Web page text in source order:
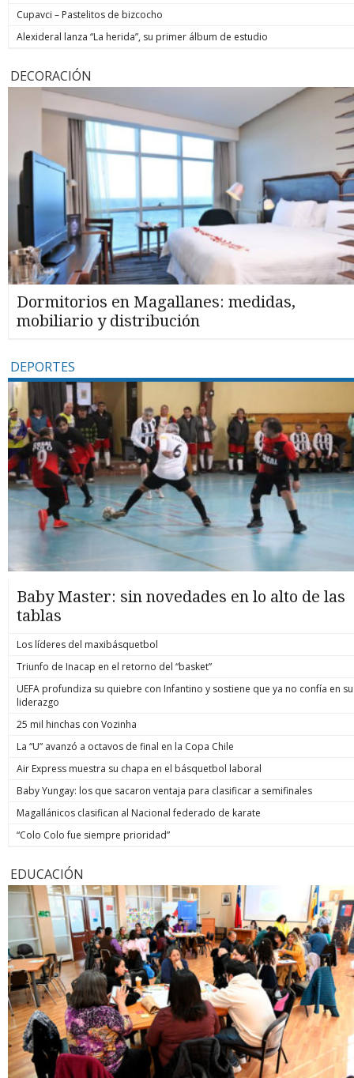
Cupavci – Pastelitos de bizcocho
Alexideral lanza “La herida”, su primer álbum de estudio
DECORACIÓN
Dormitorios en Magallanes: medidas,
mobiliario y distribución
DEPORTES
Baby Master: sin novedades en lo alto de las
tablas
Los líderes del maxibásquetbol
Triunfo de Inacap en el retorno del “basket”
UEFA profundiza su quiebre con Infantino y sostiene que ya no confía en su
liderazgo
25 mil hinchas con Vozinha
La “U” avanzó a octavos de final en la Copa Chile
Air Express muestra su chapa en el básquetbol laboral
Baby Yungay: los que sacaron ventaja para clasificar a semifinales
Magallánicos clasifican al Nacional federado de karate
“Colo Colo fue siempre prioridad”
EDUCACIÓN